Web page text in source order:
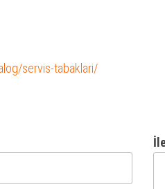
servis-tabaklari/